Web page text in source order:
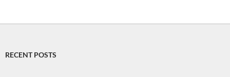
RECENT POSTS